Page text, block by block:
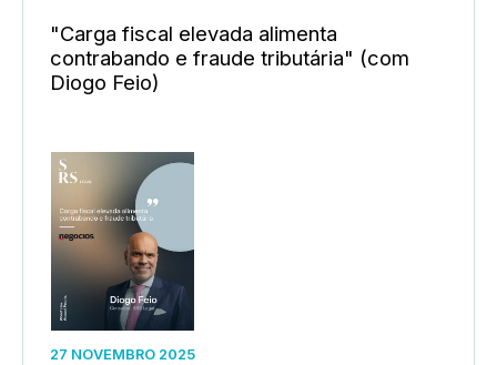
"Carga fiscal elevada alimenta
contrabando e fraude tributária" (com
Diogo Feio)
27 NOVEMBRO 2025